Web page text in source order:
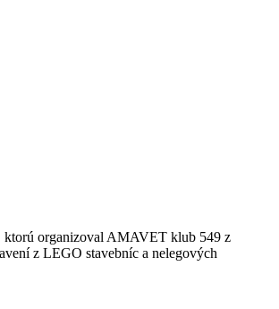
ktorú organizoval AMAVET klub 549 z
z LEGO stavebníc a nelegových